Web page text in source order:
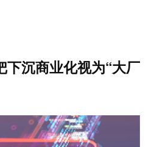
下沉商业化视为“大厂